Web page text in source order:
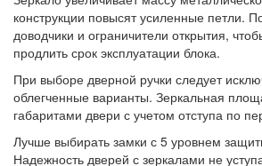
конструкции повысят усиленные петли.
доводчики и ограничители открытия,
продлить срок эксплуатации блока.
При выборе дверной ручки следует
облегченные варианты. Зеркальная
габаритами двери с учетом отступа по
Лучше выбирать замки с 5 уровнем
Надежность дверей с зеркалами не